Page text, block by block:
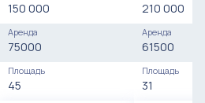
150 000
Аренда
75000
Площадь
45
210 000
Аренда
61500
Площадь
31